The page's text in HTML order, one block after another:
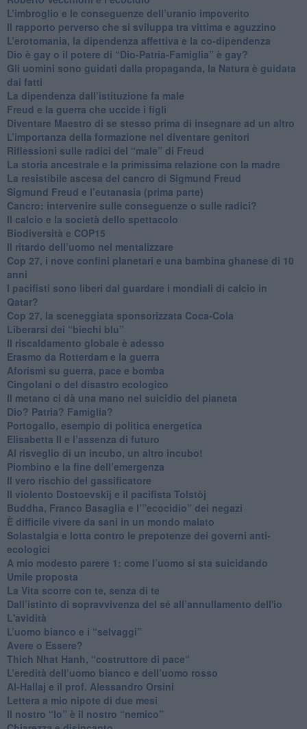
​L’imbroglio e le conseguenze dell’uranio impoverito
​Il rapporto perverso che si sviluppa tra vittima e aguzzino
L’erotomania, la dipendenza affettiva e la co-dipendenza
​Dio è gay o il potere di “Dio-Patria-Famiglia” è gay?
​Gli uomini sono guidati dalla propaganda, la Natura è guidata
dai fatti
La dipendenza dall’istituzione fa male
​Freud e la guerra che uccide i figli
​Diventare Maestro di se stesso prima di insegnare ad un altro
L’importanza della formazione nel diventare genitori
Riflessioni sulle radici del “male” di Freud
​La storia ancestrale e la primissima relazione con la madre
​La resistibile ascesa del cancro di Sigmund Freud
Sigmund Freud e l’eutanasia (prima parte)
Cancro: intervenire sulle conseguenze o sulle radici?
​Il calcio e la società dello spettacolo
Biodiversità e COP15
​Il ritardo dell’uomo nel mentalizzare
​Cop 27, i nove confini planetari e una bambina ghanese di 10
anni
​I pacifisti sono liberi dal guardare i mondiali di calcio in
Qatar?
​Cop 27, la sceneggiata sponsorizzata Coca-Cola
​Liberarsi dei “biechi blu”
Il riscaldamento globale è adesso
​Erasmo da Rotterdam e la guerra
​Aforismi su guerra, pace e bomba
Cingolani o del disastro ecologico
​Il metano ci dà una mano nel suicidio del pianeta
​Dio? Patria? Famiglia?
Portogallo, esempio di politica energetica
​Elisabetta II e l’assenza di futuro
Al risveglio di un incubo, un altro incubo!
​Piombino e la fine dell’emergenza
​Il vero rischio del gassificatore
​Il violento Dostoevskij e il pacifista Tolstòj
​Buddha, Franco Basaglia e l’”ecocidio” dei negazi
​È difficile vivere da sani in un mondo malato
Solastalgia e lotta contro le prepotenze dei governi anti-
ecologici
​A mio modesto parere 1: come l’uomo si sta suicidando
​Umile proposta
​La Vita scorre con te, senza di te
​Dall’istinto di sopravvivenza del sé all’annullamento dell'io
L'avidità
​L’uomo bianco e i “selvaggi”
​Avere o Essere?
​Thich Nhat Hanh, “costruttore di pace“
​L’eredità dell’uomo bianco e dell’uomo rosso
Al-Hallaj e il prof. Alessandro Orsini
​Lettera a mio nipote di due mesi
​Il nostro “Io” è il nostro “nemico”